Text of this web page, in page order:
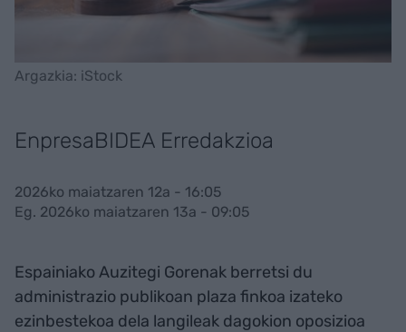
Argazkia: iStock
EnpresaBIDEA Erredakzioa
2026ko maiatzaren 12a - 16:05
Eg. 2026ko maiatzaren 13a - 09:05
Espainiako Auzitegi Gorenak berretsi du
administrazio publikoan plaza finkoa izateko
ezinbestekoa dela langileak dagokion oposizioa